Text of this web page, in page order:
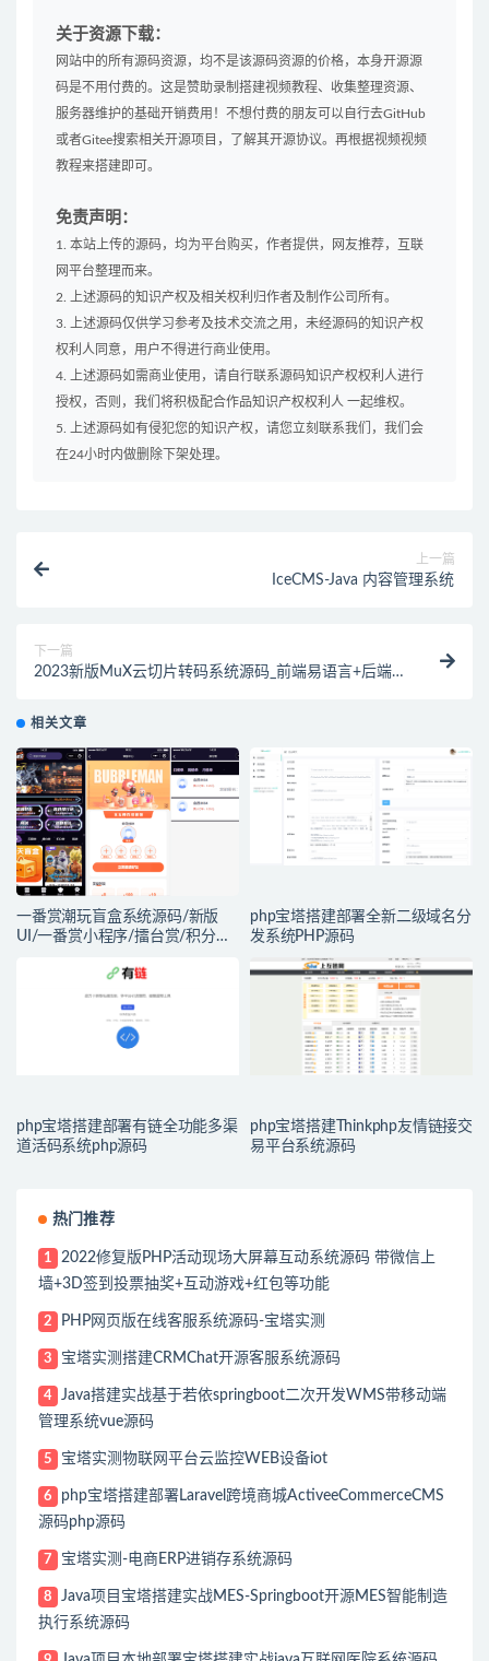
关于资源下载：
网站中的所有源码资源，均不是该源码资源的价格，本身开源源
码是不用付费的。这是赞助录制搭建视频教程、收集整理资源、
服务器维护的基础开销费用！不想付费的朋友可以自行去GitHub
或者Gitee搜索相关开源项目，了解其开源协议。再根据视频视频
教程来搭建即可。
免责声明：
1. 本站上传的源码，均为平台购买，作者提供，网友推荐，互联
网平台整理而来。
2. 上述源码的知识产权及相关权利归作者及制作公司所有。
3. 上述源码仅供学习参考及技术交流之用，未经源码的知识产权
权利人同意，用户不得进行商业使用。
4. 上述源码如需商业使用，请自行联系源码知识产权权利人进行
授权，否则，我们将积极配合作品知识产权权利人 一起维权。
5. 上述源码如有侵犯您的知识产权，请您立刻联系我们，我们会
在24小时内做删除下架处理。
上一篇
IceCMS-Java 内容管理系统
下一篇
2023新版MuX云切片转码系统源码_前端易语言+后端
相关文章
一番赏潮玩盲盒系统源码/新版
UI/一番赏小程序/擂台赏/积分赏/
php宝塔搭建部署全新二级域名分
发系统PHP源码
php宝塔搭建部署有链全功能多渠
道活码系统php源码
php宝塔搭建Thinkphp友情链接交
易平台系统源码
热门推荐
1
2022修复版PHP活动现场大屏幕互动系统源码 带微信上
墙+3D签到投票抽奖+互动游戏+红包等功能
2 PHP网页版在线客服系统源码-宝塔实测
3 宝塔实测搭建CRMChat开源客服系统源码
4
Java搭建实战基于若依springboot二次开发WMS带移动端
管理系统vue源码
5 宝塔实测物联网平台云监控WEB设备iot
6
php宝塔搭建部署Laravel跨境商城ActiveeCommerceCMS
源码php源码
7 宝塔实测-电商ERP进销存系统源码
8
Java项目宝塔搭建实战MES-Springboot开源MES智能制造
执行系统源码